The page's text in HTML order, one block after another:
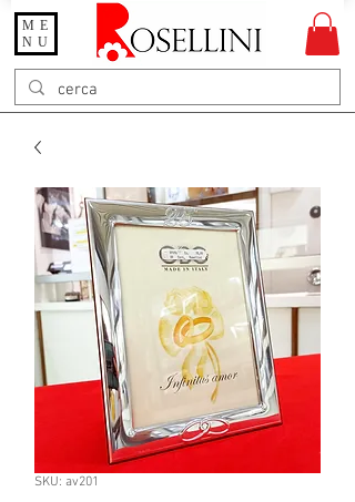
Gioielleria Rosellini
Rosellini online
ME
NU
SKU: av201